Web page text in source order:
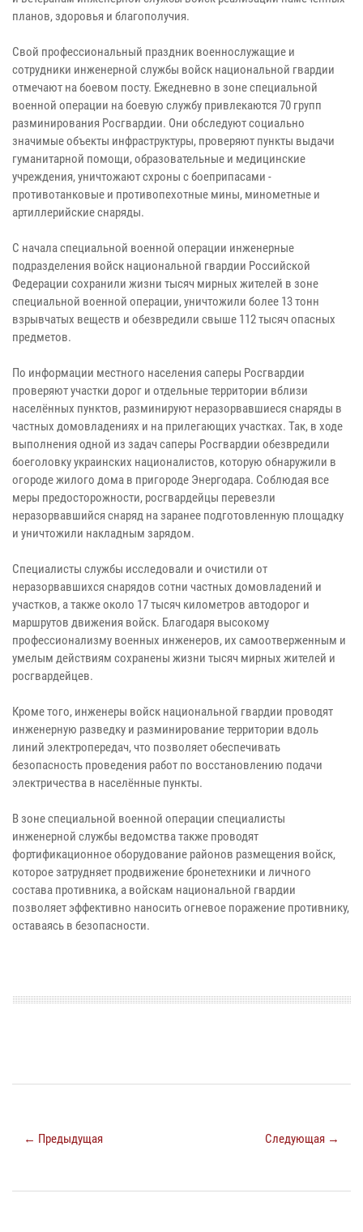
планов, здоровья и благополучия.
Свой профессиональный праздник военнослужащие и
сотрудники инженерной службы войск национальной гвардии
отмечают на боевом посту. Ежедневно в зоне специальной
военной операции на боевую службу привлекаются 70 групп
разминирования Росгвардии. Они обследуют социально
значимые объекты инфраструктуры, проверяют пункты выдачи
гуманитарной помощи, образовательные и медицинские
учреждения, уничтожают схроны с боеприпасами -
противотанковые и противопехотные мины, минометные и
артиллерийские снаряды.
С начала специальной военной операции инженерные
подразделения войск национальной гвардии Российской
Федерации сохранили жизни тысяч мирных жителей в зоне
специальной военной операции, уничтожили более 13 тонн
взрывчатых веществ и обезвредили свыше 112 тысяч опасных
предметов.
По информации местного населения саперы Росгвардии
проверяют участки дорог и отдельные территории вблизи
населённых пунктов, разминируют неразорвавшиеся снаряды в
частных домовладениях и на прилегающих участках. Так, в ходе
выполнения одной из задач саперы Росгвардии обезвредили
боеголовку украинских националистов, которую обнаружили в
огороде жилого дома в пригороде Энергодара. Соблюдая все
меры предосторожности, росгвардейцы перевезли
неразорвавшийся снаряд на заранее подготовленную площадку
и уничтожили накладным зарядом.
Специалисты службы исследовали и очистили от
неразорвавшихся снарядов сотни частных домовладений и
участков, а также около 17 тысяч километров автодорог и
маршрутов движения войск. Благодаря высокому
профессионализму военных инженеров, их самоотверженным и
умелым действиям сохранены жизни тысяч мирных жителей и
росгвардейцев.
Кроме того, инженеры войск национальной гвардии проводят
инженерную разведку и разминирование территории вдоль
линий электропередач, что позволяет обеспечивать
безопасность проведения работ по восстановлению подачи
электричества в населённые пункты.
В зоне специальной военной операции специалисты
инженерной службы ведомства также проводят
фортификационное оборудование районов размещения войск,
которое затрудняет продвижение бронетехники и личного
состава противника, а войскам национальной гвардии
позволяет эффективно наносить огневое поражение противнику,
оставаясь в безопасности.
← Предыдущая Следующая →